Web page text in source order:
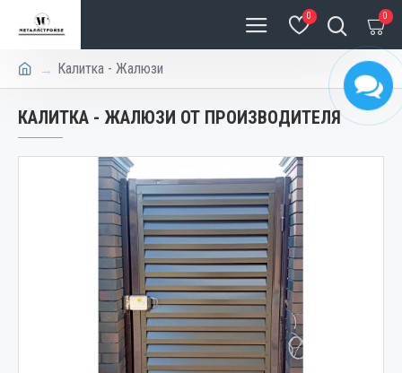
0 0
Калитка - Жалюзи
КАЛИТКА - ЖАЛЮЗИ ОТ ПРОИЗВОДИТЕЛЯ